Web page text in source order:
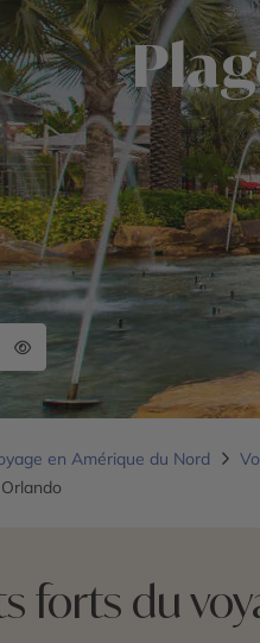
en Amérique du Nord
forts du